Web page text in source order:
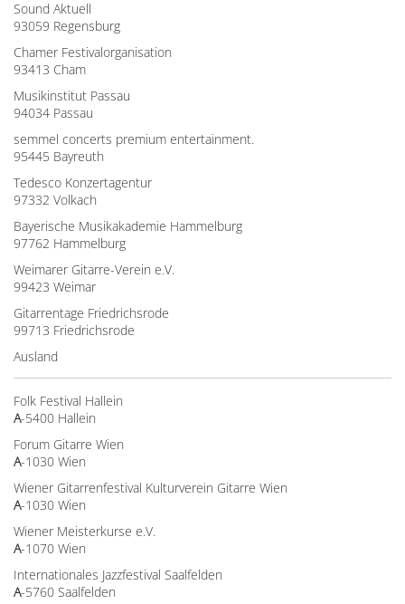
Sound Aktuell
93059 Regensburg
Chamer Festivalorganisation
93413 Cham
Musikinstitut Passau
94034 Passau
semmel concerts premium entertainment.
95445 Bayreuth
Tedesco Konzertagentur
97332 Volkach
Bayerische Musikakademie Hammelburg
97762 Hammelburg
Weimarer Gitarre-Verein e.V.
99423 Weimar
Gitarrentage Friedrichsrode
99713 Friedrichsrode
Ausland
Folk Festival Hallein
A-5400 Hallein
Forum Gitarre Wien
A-1030 Wien
Wiener Gitarrenfestival Kulturverein Gitarre Wien
A-1030 Wien
Wiener Meisterkurse e.V.
A-1070 Wien
Internationales Jazzfestival Saalfelden
A-5760 Saalfelden